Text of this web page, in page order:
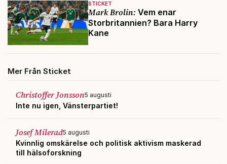
STICKET
Mark Brolin: Vem enar
Storbritannien? Bara Harry
Kane
Mer Från Sticket
Christoffer Jonsson5 augusti
Inte nu igen, Vänsterpartiet!
Josef Milerad5 augusti
Kvinnlig omskärelse och politisk aktivism maskerad
till hälsoforskning